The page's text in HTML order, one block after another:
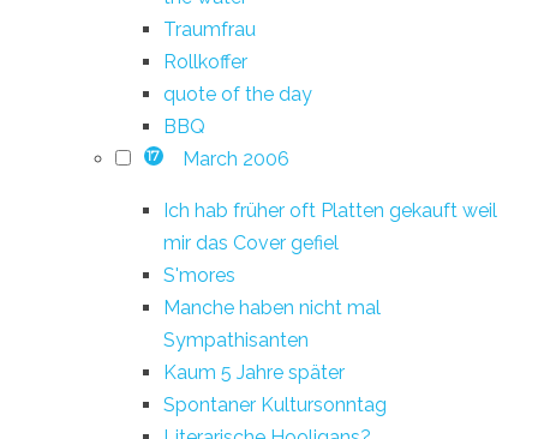
Traumfrau
Rollkoffer
quote of the day
BBQ
17 March 2006
Ich hab früher oft Platten gekauft weil
mir das Cover gefiel
S'mores
Manche haben nicht mal
Sympathisanten
Kaum 5 Jahre später
Spontaner Kultursonntag